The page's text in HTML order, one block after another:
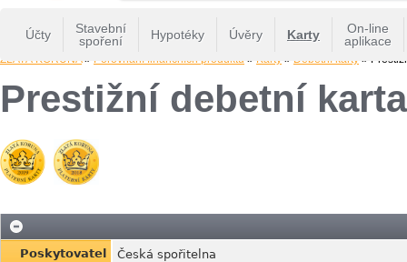
Účty
Stavební
spoření
Hypotéky Úvěry Karty
On-line
aplikace
ZLATÁ KORUNA» Porovnání finančních produktů » Karty » Debetní karty »
Prestižní debetní
Poskytovatel Česká spořitelna